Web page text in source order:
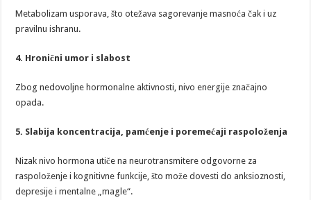
Metabolizam usporava, što otežava sagorevanje masnoća čak i uz
pravilnu ishranu.
4. Hronični umor i slabost
Zbog nedovoljne hormonalne aktivnosti, nivo energije značajno
opada.
5. Slabija koncentracija, pamćenje i poremećaji raspoloženja
Nizak nivo hormona utiče na neurotransmitere odgovorne za
raspoloženje i kognitivne funkcije, što može dovesti do anksioznosti,
depresije i mentalne „magle“.